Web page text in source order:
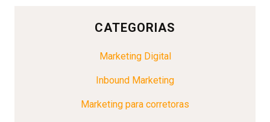
CATEGORIAS
Marketing Digital
Inbound Marketing
Marketing para corretoras